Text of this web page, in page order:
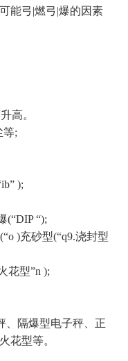
能弓|燃弓|爆的因素
高。
等;
);
(“DIP “);
)充砂型(“q9.浇封型
花型”n );
、隔爆型电子秤、正
花型等。